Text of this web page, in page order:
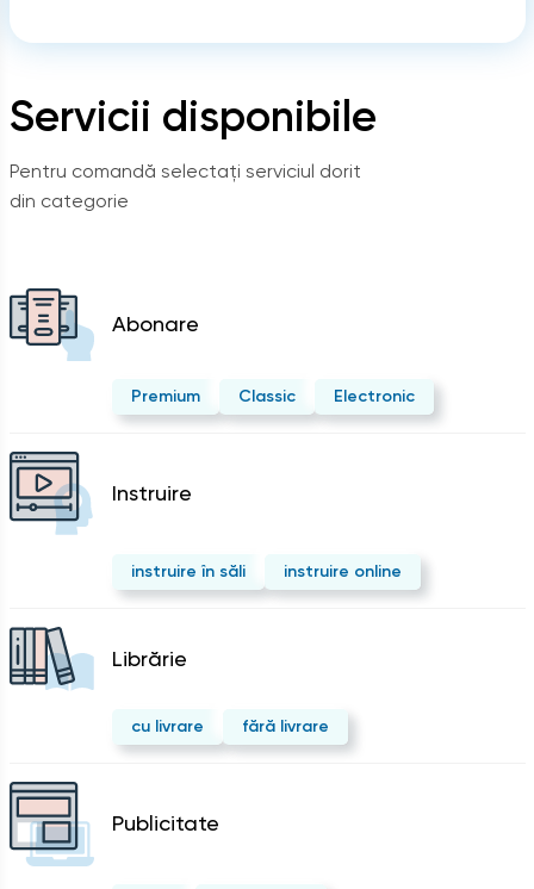
Servicii disponibile
Pentru comandă selectați serviciul dorit
din categorie
Abonare
Premium Classic Electronic
Instruire
instruire în săli instruire online
Librărie
cu livrare fără livrare
Publicitate